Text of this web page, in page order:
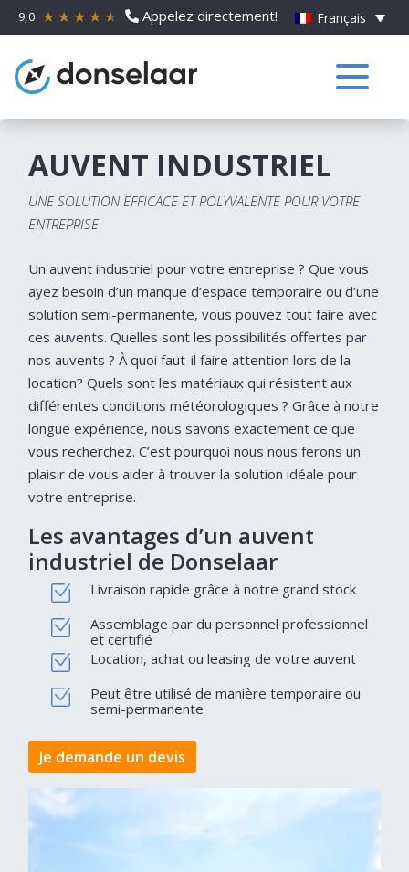
9,0 Appelez directement! Français
AUVENT INDUSTRIEL
UNE SOLUTION EFFICACE ET POLYVALENTE POUR VOTRE
ENTREPRISE
Un auvent industriel pour votre entreprise ? Que vous
ayez besoin d’un manque d’espace temporaire ou d’une
solution semi-permanente, vous pouvez tout faire avec
ces auvents. Quelles sont les possibilités offertes par
nos auvents ? À quoi faut-il faire attention lors de la
location? Quels sont les matériaux qui résistent aux
différentes conditions météorologiques ? Grâce à notre
longue expérience, nous savons exactement ce que
vous recherchez. C’est pourquoi nous nous ferons un
plaisir de vous aider à trouver la solution idéale pour
votre entreprise.
Les avantages d’un auvent
industriel de Donselaar
Livraison rapide grâce à notre grand stock
Assemblage par du personnel professionnel
et certifié
Location, achat ou leasing de votre auvent
Peut être utilisé de manière temporaire ou
semi-permanente
Je demande un devis